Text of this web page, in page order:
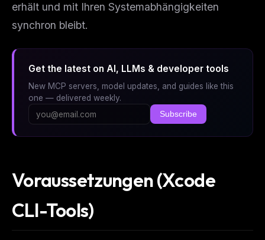
erhält und mit Ihren Systemabhängigkeiten
synchron bleibt.
Get the latest on AI, LLMs & developer tools
New MCP servers, model updates, and guides like this
one — delivered weekly.
Subscribe
Voraussetzungen (Xcode
CLI-Tools)